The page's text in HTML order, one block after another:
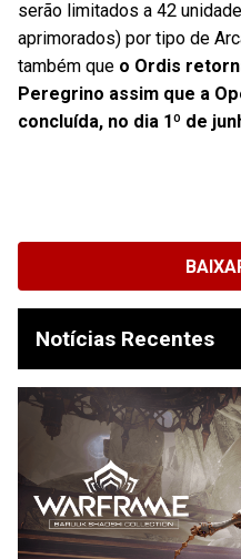
serão limitados a 42
aprimorados) por tipo de
também que o Ordis
Peregrino assim que a
concluída, no dia 1º de
Notícias Recentes